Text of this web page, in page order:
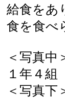
給食をあ
食を食べ
＜写真中
１年４組
＜写真下